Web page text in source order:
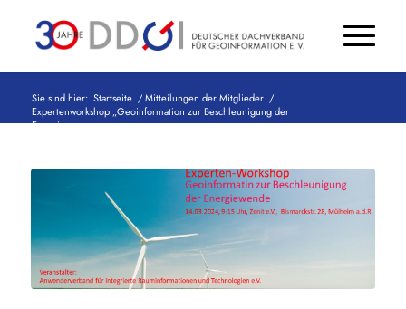
Sie sind hier: Startseite /Mitteilungen der Mitglieder /
Expertenworkshop „Geoinformation zur Beschleunigung der
Energiew...